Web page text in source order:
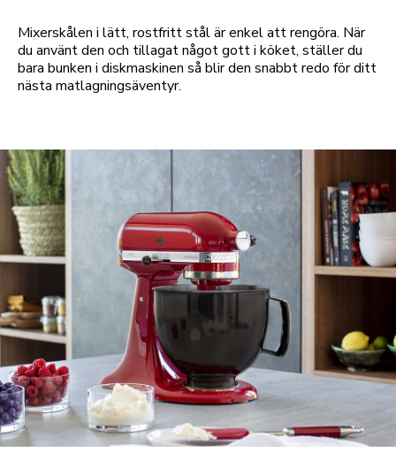
Mixerskålen i lätt, rostfritt stål är enkel att rengöra. När
du använt den och tillagat något gott i köket, ställer du
bara bunken i diskmaskinen så blir den snabbt redo för ditt
nästa matlagningsäventyr.